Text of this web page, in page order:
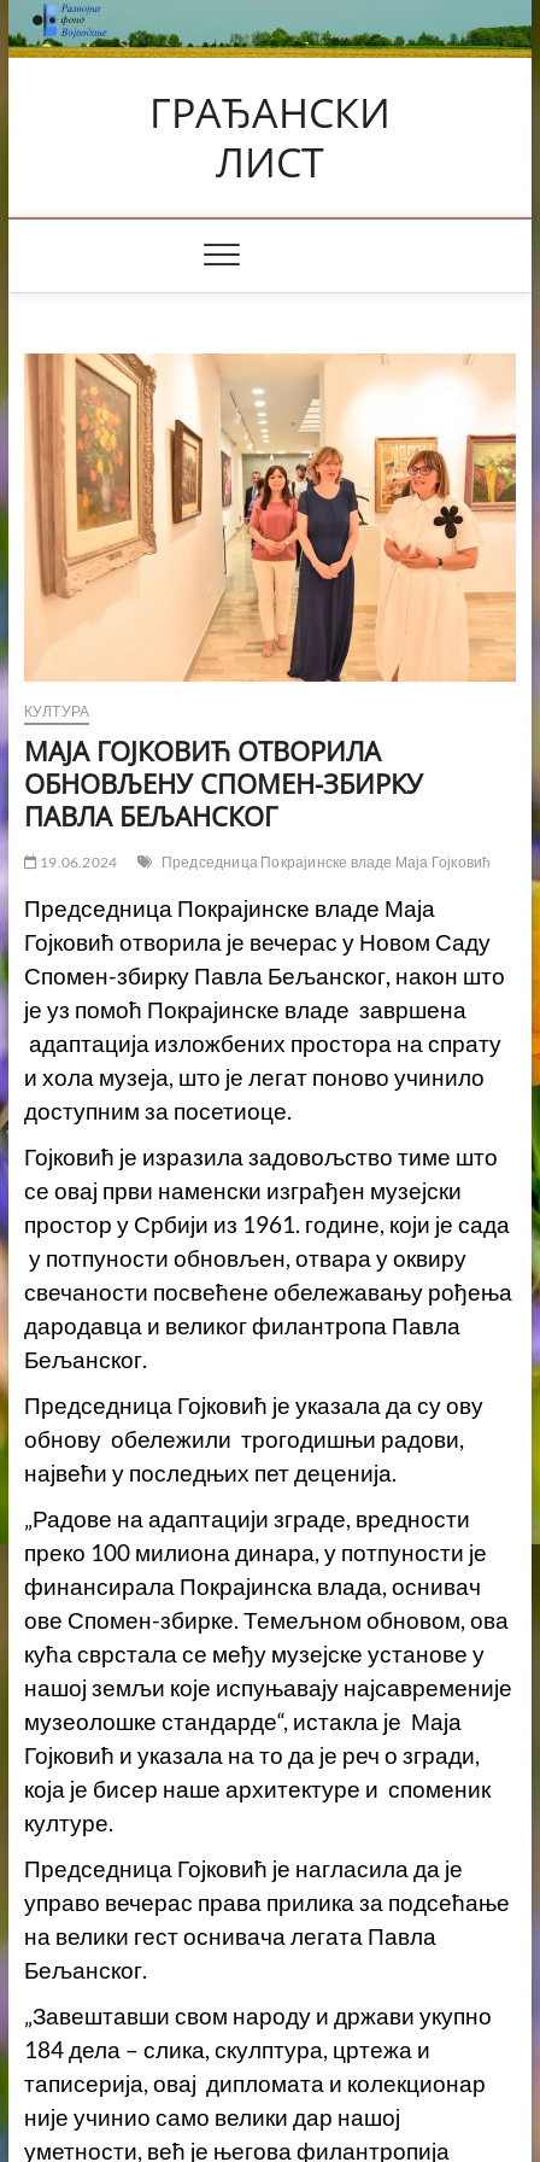
Skip
to
content
ГРАЂАНСКИ
ЛИСТ
КУЛТУРА
MАЈА ГОЈКОВИЋ ОТВОРИЛА
ОБНОВЉЕНУ СПОМЕН-ЗБИРКУ
ПАВЛА БЕЉАНСКОГ
19.06.2024 Председница Покрајинске владе Маја Гојковић
Председница Покрајинске владе Маја
Гојковић отворила је вечерас у Новом Саду
Спомен-збирку Павла Бељанског, након што
је уз помоћ Покрајинске владе завршена
адаптација изложбених простора на спрату
и хола музеја, што је легат поново учинило
доступним за посетиоце.
Гојковић је изразила задовољство тиме што
се овај први наменски изграђен музејски
простор у Србији из 1961. године, који је сада
у потпуности обновљен, отвара у оквиру
свечаности посвећене обележавању рођења
дародавца и великог филантропа Павла
Бељанског.
Председница Гојковић је указала да су ову
обнову обележили трогодишњи радови,
највећи у последњих пет деценија.
„Радове на адаптацији зграде, вредности
преко 100 милиона динара, у потпуности је
финансирала Покрајинска влада, оснивач
ове Спомен-збирке. Темељном обновом, ова
кућа сврстала се међу музејске установе у
нашој земљи које испуњавају најсавременије
музеолошке стандарде“, истакла је Маја
Гојковић и указала на то да је реч о згради,
која је бисер наше архитектуре и споменик
културе.
Председница Гојковић је нагласила да је
управо вечерас права прилика за подсећање
на велики гест оснивача легата Павла
Бељанског.
„Завештавши свом народу и држави укупно
184 дела – слика, скулптура, цртежа и
таписерија, овај дипломата и колекционар
није учинио само велики дар нашој
уметности, већ је његова филантропија